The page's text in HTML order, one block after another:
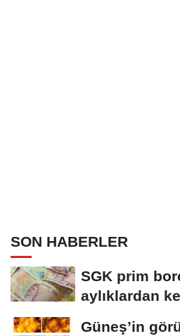
SON HABERLER
SGK prim
aylıklardan
Güneş’in